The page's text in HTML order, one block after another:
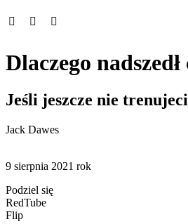
Dlaczego
Jeśli jeszcze nie
Jack Dawes
9 sierpnia 2021 rok
Podziel się
RedTube
Flip